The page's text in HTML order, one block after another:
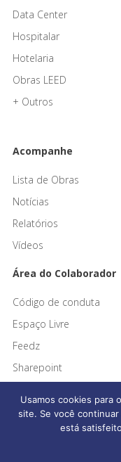
Data Center
Hospitalar
Hotelaria
Obras LEED
+ Outros
Acompanhe
Lista de Obras
Notícias
Relatórios
Vídeos
Área do Colaborador
Código de conduta
Espaço Livre
Feedz
Sharepoint
Afonso França
Usamos cookies para
site. Se você
está